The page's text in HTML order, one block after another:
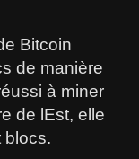
Bitcoin
de manière
à miner
de lEst, elle
blocs.